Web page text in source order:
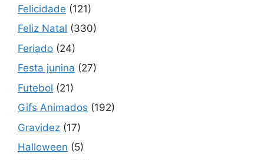
Felicidade (121)
Feliz Natal (330)
Feriado (24)
Festa junina (27)
Futebol (21)
Gifs Animados (192)
Gravidez (17)
Halloween (5)